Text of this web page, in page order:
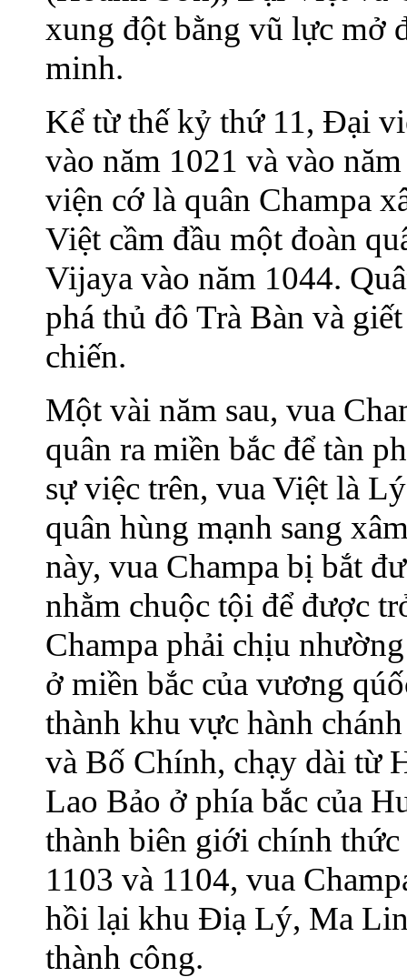
xung đột bằng vũ lực mở
minh.
Kể từ thế kỷ thứ 11, Đại
vào năm 1021 và vào
viện cớ là quân Champa
Việt cầm đầu một đoàn
Vijaya vào năm 1044.
phá thủ đô Trà Bàn và
chiến.
Một vài năm sau, vua
quân ra miền bắc để tàn
sự việc trên, vua Việt là
quân hùng mạnh sang
này, vua Champa bị bắt
nhằm chuộc tội để được
Champa phải chịu
ở miền bắc của vương
thành khu vực hành
và Bố Chính, chạy dài từ
Lao Bảo ở phía bắc của
thành biên giới chính
1103 và 1104, vua
hồi lại khu Điạ Lý, Ma
thành công.